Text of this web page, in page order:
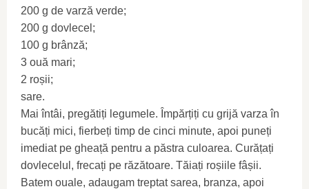
200 g de varză verde;
200 g dovlecel;
100 g brânză;
3 ouă mari;
2 roșii;
sare.
Mai întâi, pregătiți legumele. Împărțiți cu grijă varza în
bucăți mici, fierbeți timp de cinci minute, apoi puneți
imediat pe gheață pentru a păstra culoarea. Curățați
dovlecelul, frecați pe răzătoare. Tăiați roșiile fâșii.
Batem ouale, adaugam treptat sarea, branza, apoi